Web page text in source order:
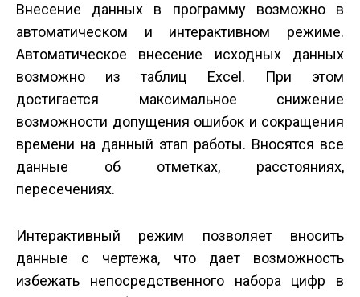
Внесение данных в программу возможно в
автоматическом и интерактивном режиме.
Автоматическое внесение исходных данных
возможно из таблиц Excel. При этом
достигается максимальное снижение
возможности допущения ошибок и сокращения
времени на данный этап работы. Вносятся все
данные об отметках, расстояниях,
пересечениях.
Интерактивный режим позволяет вносить
данные с чертежа, что дает возможность
избежать непосредственного набора цифр в